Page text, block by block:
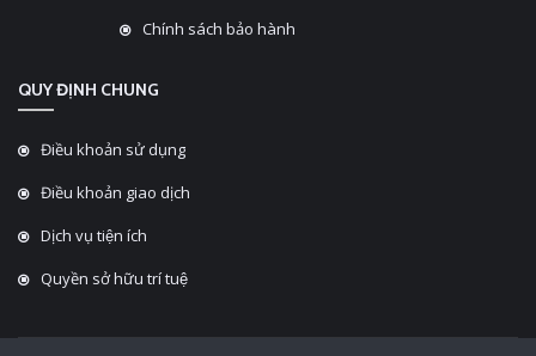
Chính sách bảo hành
QUY ĐỊNH CHUNG
Điều khoản sử dụng
Điều khoản giao dịch
Dịch vụ tiện ích
Quyền sở hữu trí tuệ